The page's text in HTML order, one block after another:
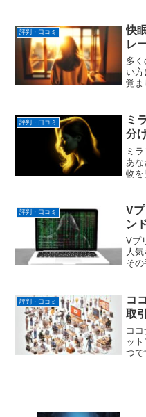
する
保
評判・口コミ
快
レ
多
い
覚ま
定
そ
評判・口コミ
ミ
分
ミ
あ
物を
てい
極
評判・口コミ
V
ン
Vプ
人
そ
シ
普及
評判・口コミ
コ
取
コ
ッ
つで